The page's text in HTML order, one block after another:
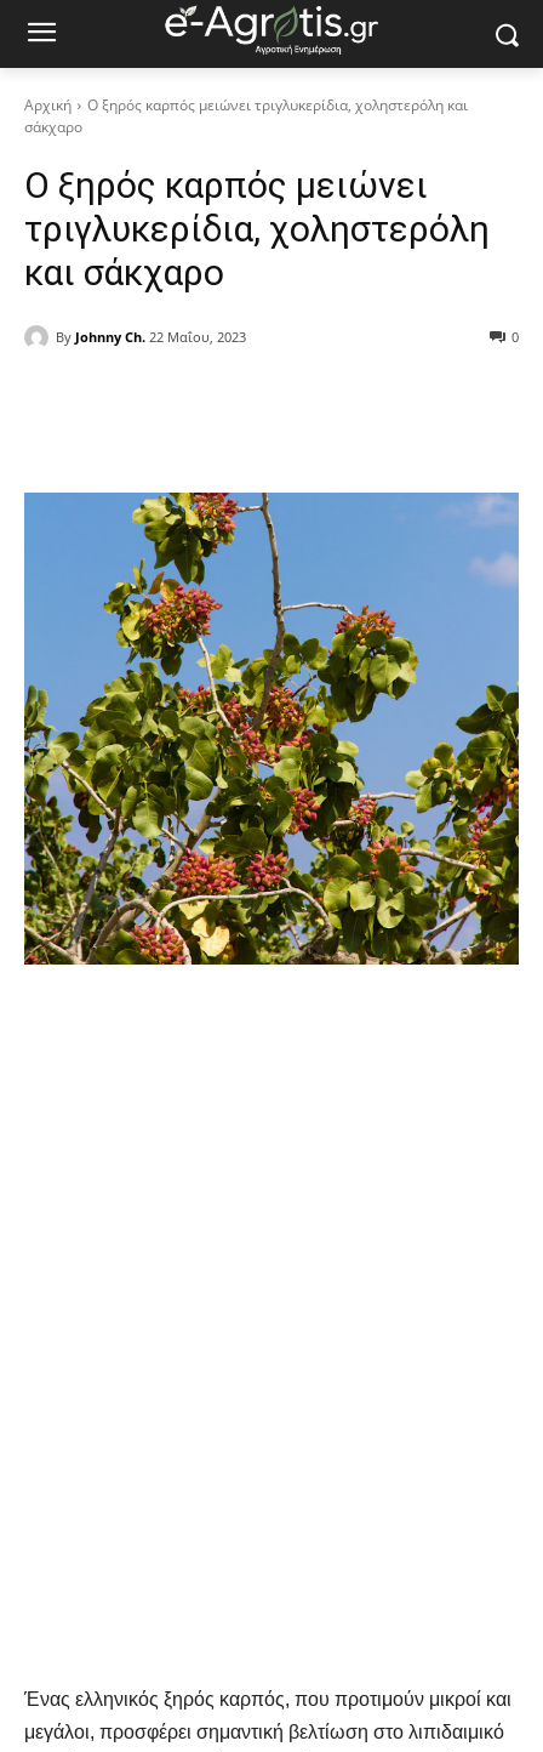
Αρχική
Ο ξηρός καρπός μειώνει τριγλυκερίδια, χοληστερόλη και
σάκχαρο
Ο ξηρός καρπός μειώνει
τριγλυκερίδια, χοληστερόλη
και σάκχαρο
By Johnny Ch. 22 Μαΐου, 2023 0
Ένας ελληνικός ξηρός καρπός, που προτιμούν μικροί και
μεγάλοι, προσφέρει σημαντική βελτίωση στο λιπιδαιμικό